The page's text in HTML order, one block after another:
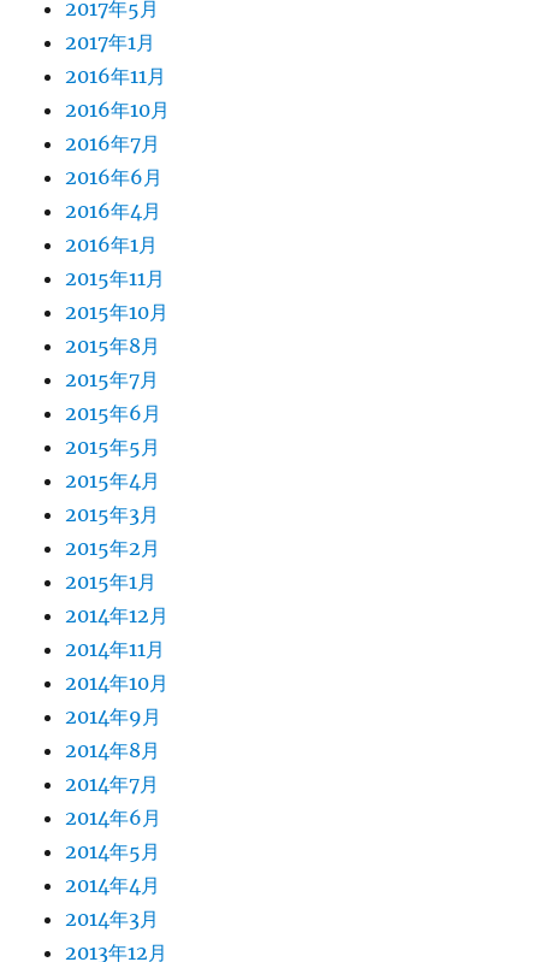
2017年5月
2017年1月
2016年11月
2016年10月
2016年7月
2016年6月
2016年4月
2016年1月
2015年11月
2015年10月
2015年8月
2015年7月
2015年6月
2015年5月
2015年4月
2015年3月
2015年2月
2015年1月
2014年12月
2014年11月
2014年10月
2014年9月
2014年8月
2014年7月
2014年6月
2014年5月
2014年4月
2014年3月
2013年12月